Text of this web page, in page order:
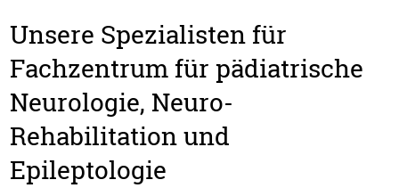
Unsere Spezialisten für
Fachzentrum für pädiatrische
Neurologie, Neuro-
Rehabilitation und
Epileptologie